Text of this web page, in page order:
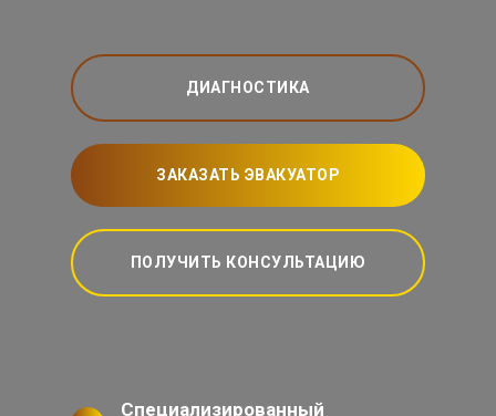
ДИАГНОСТИКА
ЗАКАЗАТЬ ЭВАКУАТОР
ПОЛУЧИТЬ КОНСУЛЬТАЦИЮ
Специализированный